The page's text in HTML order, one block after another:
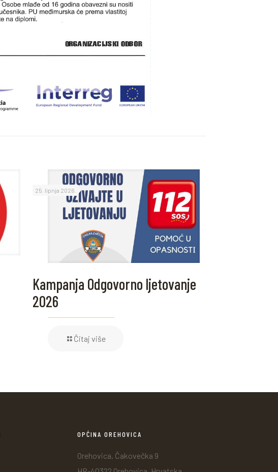
25. lipnja 2026.
Kampanja Odgovorno ljetovanje
2026
Čitaj više
OPĆINA OREHOVICA
Orehovica, Čakovečka 9